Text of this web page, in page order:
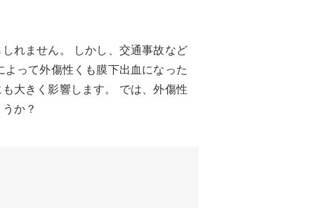
れません。 しかし、交通事故など
って外傷性くも膜下出血になった
大きく影響します。 では、外傷性
か？